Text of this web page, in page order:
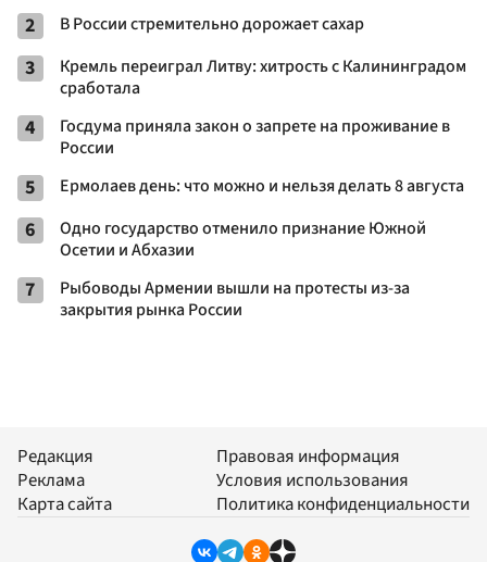
2 В России стремительно дорожает сахар
3
Кремль переиграл Литву: хитрость с Калининградом
сработала
4
Госдума приняла закон о запрете на проживание в
России
5 Ермолаев день: что можно и нельзя делать 8 августа
6
Одно государство отменило признание Южной
Осетии и Абхазии
7
Рыбоводы Армении вышли на протесты из-за
закрытия рынка России
Редакция
Реклама
Карта сайта
Правовая информация
Условия использования
Политика конфиденциальности